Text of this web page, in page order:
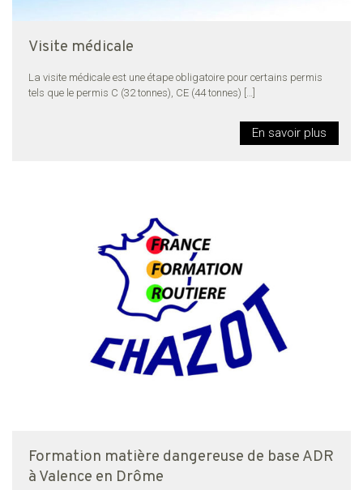
Visite médicale
La visite médicale est une étape obligatoire pour certains permis
tels que le permis C (32 tonnes), CE (44 tonnes) […]
En savoir plus
Formation matière dangereuse de base ADR
à Valence en Drôme